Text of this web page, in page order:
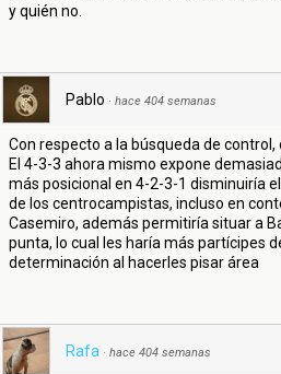
y quién no.
Pablo · hace 404 semanas
Con respecto a la búsqueda de control,
El 4-3-3 ahora mismo expone
más posicional en 4-2-3-1 disminuiría
de los centrocampistas, incluso en
Casemiro, además permitiría situar a
punta, lo cual les haría más partícipes
determinación al hacerles pisar área
Rafa · hace 404 semanas